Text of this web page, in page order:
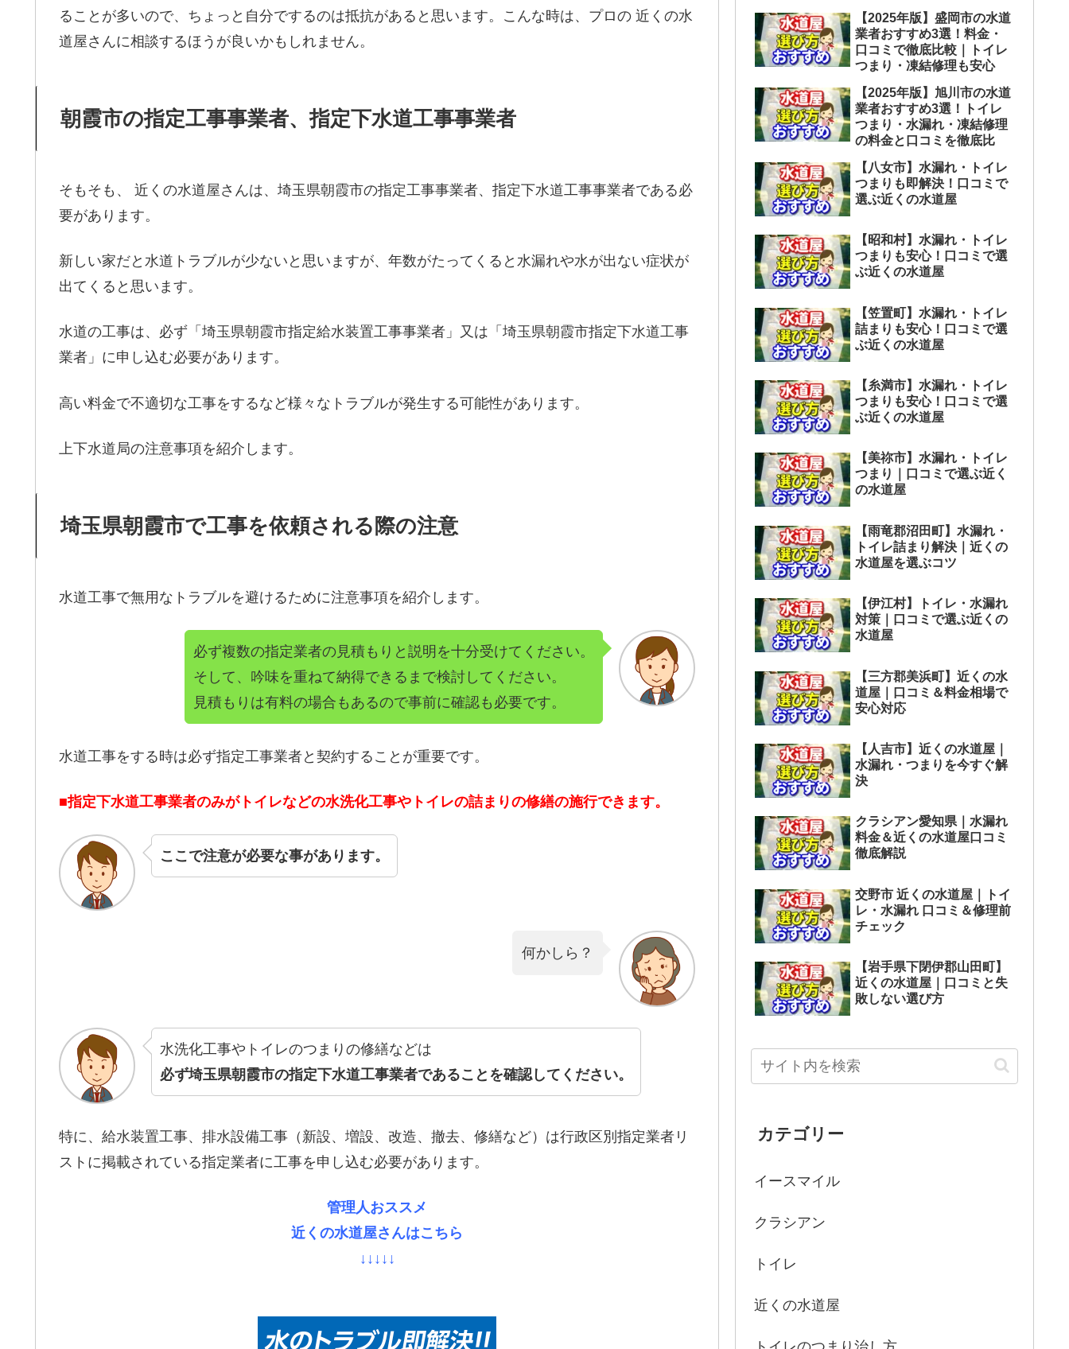
ることが多いので、ちょっと自分でするのは抵抗があると思います。こんな時は、プロの 近くの水
道屋さんに相談するほうが良いかもしれません。
朝霞市の指定工事事業者、指定下水道工事事業者
そもそも、 近くの水道屋さんは、埼玉県朝霞市の指定工事事業者、指定下水道工事事業者である必
要があります。
新しい家だと水道トラブルが少ないと思いますが、年数がたってくると水漏れや水が出ない症状が
出てくると思います。
水道の工事は、必ず「埼玉県朝霞市指定給水装置工事事業者」又は「埼玉県朝霞市指定下水道工事
業者」に申し込む必要があります。
高い料金で不適切な工事をするなど様々なトラブルが発生する可能性があります。
上下水道局の注意事項を紹介します。
埼玉県朝霞市で工事を依頼される際の注意
水道工事で無用なトラブルを避けるために注意事項を紹介します。
必ず複数の指定業者の見積もりと説明を十分受けてください。
そして、吟味を重ねて納得できるまで検討してください。
見積もりは有料の場合もあるので事前に確認も必要です。
水道工事をする時は必ず指定工事業者と契約することが重要です。
■指定下水道工事業者のみがトイレなどの水洗化工事やトイレの詰まりの修繕の施行できます。
ここで注意が必要な事があります。
何かしら？
水洗化工事やトイレのつまりの修繕などは
必ず埼玉県朝霞市の指定下水道工事業者であることを確認してください。
特に、給水装置工事、排水設備工事（新設、増設、改造、撤去、修繕など）は行政区別指定業者リ
ストに掲載されている指定業者に工事を申し込む必要があります。
管理人おススメ
近くの水道屋さんはこちら
↓↓↓↓↓
【2025年版】盛岡市の水道
業者おすすめ3選！料金・
口コミで徹底比較｜トイレ
つまり・凍結修理も安心
【2025年版】旭川市の水道
業者おすすめ3選！トイレ
つまり・水漏れ・凍結修理
の料金と口コミを徹底比
【八女市】水漏れ・トイレ
つまりも即解決！口コミで
選ぶ近くの水道屋
【昭和村】水漏れ・トイレ
つまりも安心！口コミで選
ぶ近くの水道屋
【笠置町】水漏れ・トイレ
詰まりも安心！口コミで選
ぶ近くの水道屋
【糸満市】水漏れ・トイレ
つまりも安心！口コミで選
ぶ近くの水道屋
【美祢市】水漏れ・トイレ
つまり｜口コミで選ぶ近く
の水道屋
【雨竜郡沼田町】水漏れ・
トイレ詰まり解決｜近くの
水道屋を選ぶコツ
【伊江村】トイレ・水漏れ
対策｜口コミで選ぶ近くの
水道屋
【三方郡美浜町】近くの水
道屋｜口コミ＆料金相場で
安心対応
【人吉市】近くの水道屋｜
水漏れ・つまりを今すぐ解
決
クラシアン愛知県｜水漏れ
料金＆近くの水道屋口コミ
徹底解説
交野市 近くの水道屋｜トイ
レ・水漏れ 口コミ＆修理前
チェック
【岩手県下閉伊郡山田町】
近くの水道屋｜口コミと失
敗しない選び方
カテゴリー
イースマイル
クラシアン
トイレ
近くの水道屋